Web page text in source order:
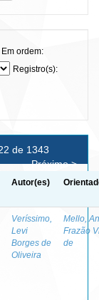
Em ordem:
Registro(s):
de 1343
Próximo >
Autor(es)
Veríssimo,
Levi
Borges de
Oliveira
Mello,
Frazão
de